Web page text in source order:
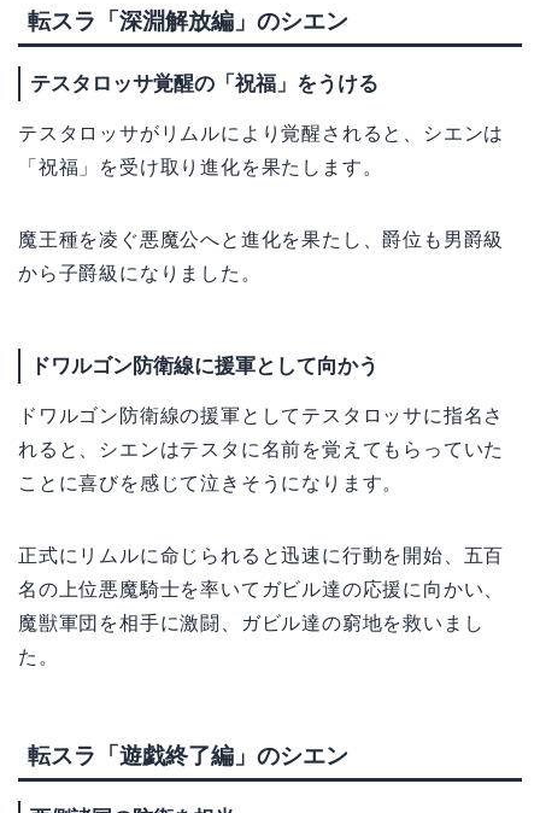
転スラ「深淵解放編」のシエン
テスタロッサ覚醒の「祝福」をうける
テスタロッサがリムルにより覚醒されると、シエンは
「祝福」を受け取り進化を果たします。
魔王種を凌ぐ悪魔公へと進化を果たし、爵位も男爵級
から子爵級になりました。
ドワルゴン防衛線に援軍として向かう
ドワルゴン防衛線の援軍としてテスタロッサに指名さ
れると、シエンはテスタに名前を覚えてもらっていた
ことに喜びを感じて泣きそうになります。
正式にリムルに命じられると迅速に行動を開始、五百
名の上位悪魔騎士を率いてガビル達の応援に向かい、
魔獣軍団を相手に激闘、ガビル達の窮地を救いまし
た。
転スラ「遊戯終了編」のシエン